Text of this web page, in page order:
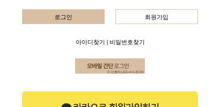
로그인 회원가입
아이디찾기 비밀번호찾기